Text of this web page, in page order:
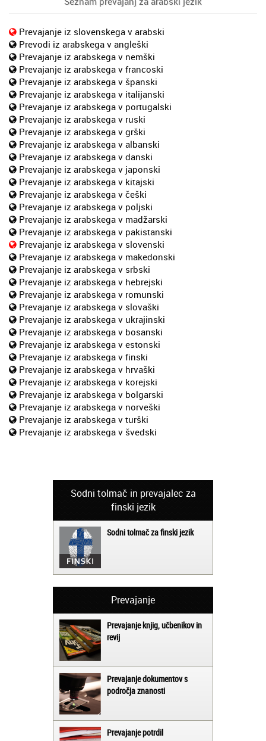
Prevajanje iz slovenskega v arabski
Prevodi iz arabskega v angleški
Prevajanje iz arabskega v nemški
Prevajanje iz arabskega v francoski
Prevajanje iz arabskega v španski
Prevajanje iz arabskega v italijanski
Prevajanje iz arabskega v portugalski
Prevajanje iz arabskega v ruski
Prevajanje iz arabskega v grški
Prevajanje iz arabskega v albanski
Prevajanje iz arabskega v danski
Prevajanje iz arabskega v japonski
Prevajanje iz arabskega v kitajski
Prevajanje iz arabskega v češki
Prevajanje iz arabskega v poljski
Prevajanje iz arabskega v madžarski
Prevajanje iz arabskega v pakistanski
Prevajanje iz arabskega v slovenski
Prevajanje iz arabskega v makedonski
Prevajanje iz arabskega v srbski
Prevajanje iz arabskega v hebrejski
Prevajanje iz arabskega v romunski
Prevajanje iz arabskega v slovaški
Prevajanje iz arabskega v ukrajinski
Prevajanje iz arabskega v bosanski
Prevajanje iz arabskega v estonski
Prevajanje iz arabskega v finski
Prevajanje iz arabskega v hrvaški
Prevajanje iz arabskega v korejski
Prevajanje iz arabskega v bolgarski
Prevajanje iz arabskega v norveški
Prevajanje iz arabskega v turški
Prevajanje iz arabskega v švedski
Sodni tolmač in prevajalec za
finski jezik
Sodni tolmač za finski jezik
Prevajanje
Prevajanje knjig, učbenikov in
revij
Prevajanje dokumentov s
področja znanosti
Prevajanje potrdil